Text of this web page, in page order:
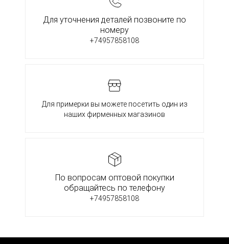
Для уточнения деталей позвоните по
номеру
+74957858108
Для примерки вы можете посетить один из
наших фирменных магазинов
По вопросам оптовой покупки
обращайтесь по телефону
+74957858108